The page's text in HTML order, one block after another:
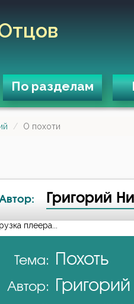
По разделам
О похоти
Григорий
Дорофей
плеера...
Тема: Похоть
Автор: